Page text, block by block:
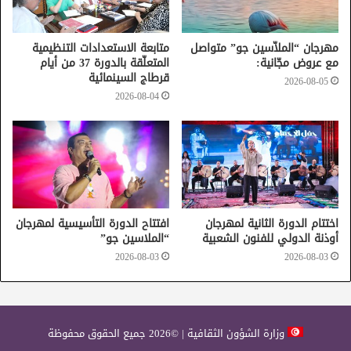
وتعزيز إشعاعه.
أيام قرطاج لفنون العرائس
مهرجان “الملاّسين جو” متواصل
مع عروض مجّانية:
2026-08-05
متابعة الاستعدادات التنظيمية
المتعلّقة بالدورة 37 من أيام
قرطاج السينمائية
2026-08-04
اختتام الدورة الثانية لمهرجان
أوذنة الدولي للفنون الشعبية
2026-08-03
افتتاح الدورة التأسيسية لمهرجان
“الملاسين جو”
2026-08-03
وزارة الشؤون الثقافية | ©2026 جميع الحقوق محفوظة